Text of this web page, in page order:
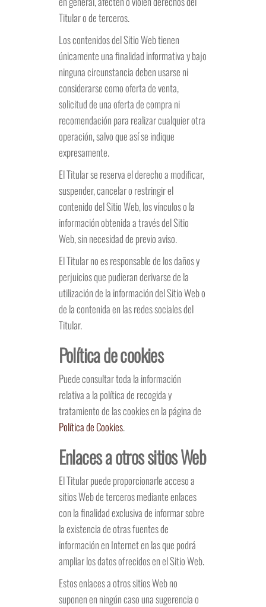
Titular o de terceros.
Los contenidos del Sitio Web tienen
únicamente una finalidad informativa y bajo
ninguna circunstancia deben usarse ni
considerarse como oferta de venta,
solicitud de una oferta de compra ni
recomendación para realizar cualquier otra
operación, salvo que así se indique
expresamente.
El Titular se reserva el derecho a modificar,
suspender, cancelar o restringir el
contenido del Sitio Web, los vínculos o la
información obtenida a través del Sitio
Web, sin necesidad de previo aviso.
El Titular no es responsable de los daños y
perjuicios que pudieran derivarse de la
utilización de la información del Sitio Web o
de la contenida en las redes sociales del
Titular.
Política de cookies
Puede consultar toda la información
relativa a la política de recogida y
tratamiento de las cookies en la página de
Política de Cookies.
Enlaces a otros sitios Web
El Titular puede proporcionarle acceso a
sitios Web de terceros mediante enlaces
con la finalidad exclusiva de informar sobre
la existencia de otras fuentes de
información en Internet en las que podrá
ampliar los datos ofrecidos en el Sitio Web.
Estos enlaces a otros sitios Web no
suponen en ningún caso una sugerencia o